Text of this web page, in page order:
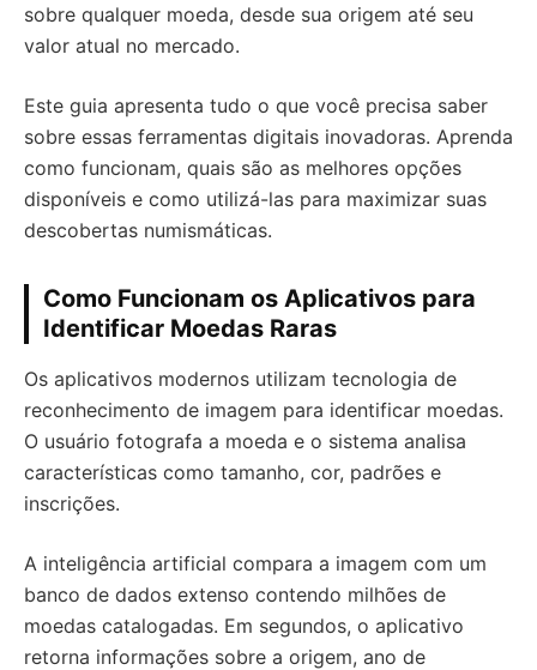
sobre qualquer moeda, desde sua origem até seu
valor atual no mercado.
Este guia apresenta tudo o que você precisa saber
sobre essas ferramentas digitais inovadoras. Aprenda
como funcionam, quais são as melhores opções
disponíveis e como utilizá-las para maximizar suas
descobertas numismáticas.
Como Funcionam os Aplicativos para
Identificar Moedas Raras
Os aplicativos modernos utilizam tecnologia de
reconhecimento de imagem para identificar moedas.
O usuário fotografa a moeda e o sistema analisa
características como tamanho, cor, padrões e
inscrições.
A inteligência artificial compara a imagem com um
banco de dados extenso contendo milhões de
moedas catalogadas. Em segundos, o aplicativo
retorna informações sobre a origem, ano de